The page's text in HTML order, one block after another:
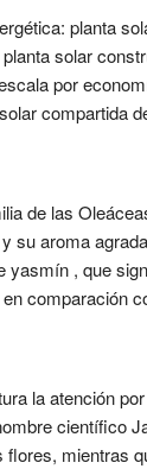
planta
solar
por
compartida
de las
su aroma
yasmín , que
comparación
la atención
científico
flores, mientras